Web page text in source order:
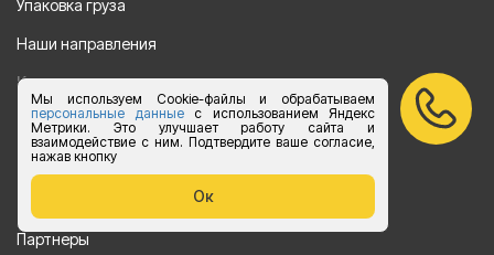
Мы используем Cookie-файлы и обрабатываем
персональные данныес использованием Яндекс
Метрики. Это улучшает работу сайта и
взаимодействие с ним. Подтвердите ваше согласие,
нажав кнопку
Ок
Упаковка груза
Наши направления
Клиенту
Цены
Сотрудничество
Партнеры